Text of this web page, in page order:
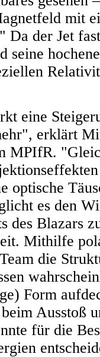
mit
Da der Jet
seine
eine
erklärt
MPIfR.
optische
es den
des Blazars
Mithilfe
die
Form
Ausstoß
für die